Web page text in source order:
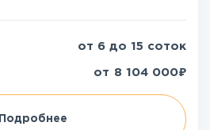
от 6 до 15 соток
от 8 104 000₽
Подробнее